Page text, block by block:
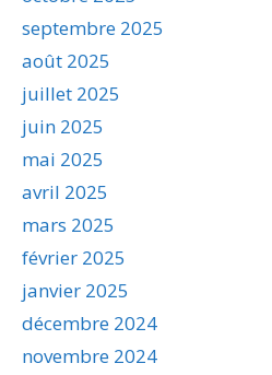
septembre 2025
août 2025
juillet 2025
juin 2025
mai 2025
avril 2025
mars 2025
février 2025
janvier 2025
décembre 2024
novembre 2024